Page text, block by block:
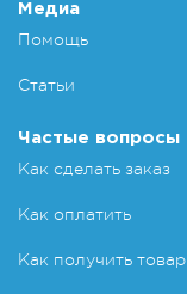
Медиа
Помощь
Статьи
Частые вопросы
Как сделать заказ
Как оплатить
Как получить товар